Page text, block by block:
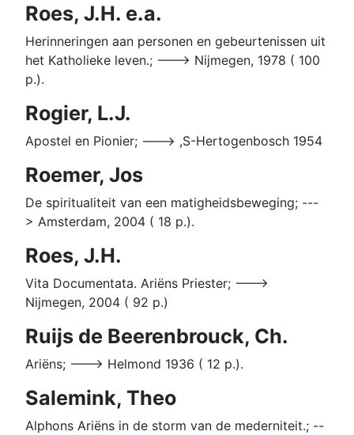
Roes, J.H. e.a.
Herinneringen aan personen en gebeurtenissen uit
het Katholieke leven.; ---> Nijmegen, 1978 ( 100
p.).
Rogier, L.J.
Apostel en Pionier; ---> ,S-Hertogenbosch 1954
Roemer, Jos
De spiritualiteit van een matigheidsbeweging; ---
> Amsterdam, 2004 ( 18 p.).
Roes, J.H.
Vita Documentata. Ariëns Priester; --->
Nijmegen, 2004 ( 92 p.)
Ruijs de Beerenbrouck, Ch.
Ariëns; ---> Helmond 1936 ( 12 p.).
Salemink, Theo
Alphons Ariëns in de storm van de mederniteit.; --